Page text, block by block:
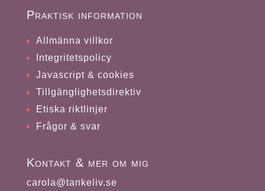
Praktisk information
Allmänna villkor
Integritetspolicy
Javascript & cookies
Tillgänglighetsdirektiv
Etiska riktlinjer
Frågor & svar
Kontakt & mer om mig
carola@tankeliv.se